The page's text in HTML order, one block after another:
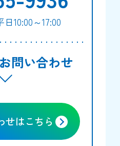
10:00～17:00
問い合わせ
せはこちら